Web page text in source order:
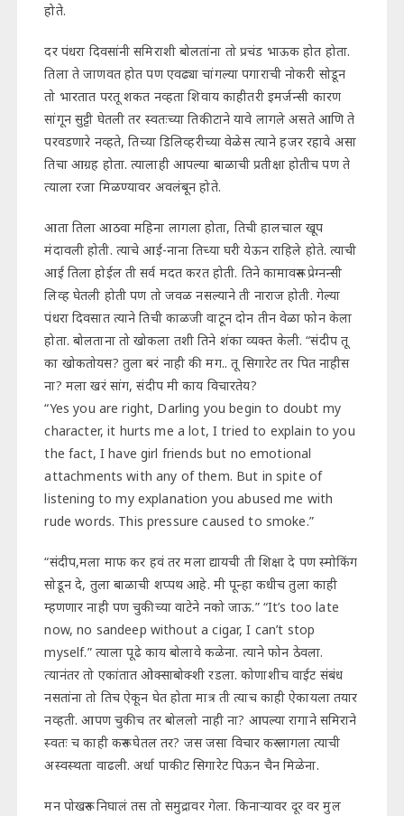
होते.
दर पंधरा दिवसांनी समिराशी बोलतांना तो प्रचंड भाऊक होत होता.
तिला ते जाणवत होत पण एवढ्या चांगल्या पगाराची नोकरी सोडून
तो भारतात परतू शकत नव्हता शिवाय काहीतरी इमर्जन्सी कारण
सांगून सुट्टी घेतली तर स्वतःच्या तिकीटाने यावे लागले असते आणि ते
परवडणारे नव्हते, तिच्या डिलिव्हरीच्या वेळेस त्याने हजर रहावे असा
तिचा आग्रह होता. त्यालाही आपल्या बाळाची प्रतीक्षा होतीच पण ते
त्याला रजा मिळण्यावर अवलंबून होते.
आता तिला आठवा महिना लागला होता, तिची हालचाल खूप
मंदावली होती. त्याचे आई-नाना तिच्या घरी येऊन राहिले होते. त्याची
आई तिला होईल ती सर्व मदत करत होती. तिने कामावरून प्रेग्नन्सी
लिव्ह घेतली होती पण तो जवळ नसल्याने ती नाराज होती. गेल्या
पंधरा दिवसात त्याने तिची काळजी वाटून दोन तीन वेळा फोन केला
होता. बोलताना तो खोकला तशी तिने शंका व्यक्त केली. “संदीप तू
का खोकतोयस? तुला बरं नाही की मग.. तू सिगारेट तर पित नाहीस
ना? मला खरं सांग, संदीप मी काय विचारतेय?
“Yes you are right, Darling you begin to doubt my
character, it hurts me a lot, I tried to explain to you
the fact, I have girl friends but no emotional
attachments with any of them. But in spite of
listening to my explanation you abused me with
rude words. This pressure caused to smoke.”
“संदीप,मला माफ कर हवं तर मला द्यायची ती शिक्षा दे पण स्मोकिंग
सोडून दे, तुला बाळाची शप्पथ आहे. मी पून्हा कधीच तुला काही
म्हणणार नाही पण चुकीच्या वाटेने नको जाऊ.” “It’s too late
now, no sandeep without a cigar, I can’t stop
myself.” त्याला पूढे काय बोलावे कळेना. त्याने फोन ठेवला.
त्यानंतर तो एकांतात ओक्साबोक्शी रडला. कोणाशीच वाईट संबंध
नसतांना तो तिच ऐकून घेत होता मात्र ती त्याच काही ऐकायला तयार
नव्हती. आपण चुकीच तर बोललो नाही ना? आपल्या रागाने समिराने
स्वतः च काही करून घेतल तर? जस जसा विचार करू लागला त्याची
अस्वस्थता वाढली. अर्धा पाकीट सिगारेट पिऊन चैन मिळेना.
मन पोखरून निघालं तस तो समुद्रावर गेला. किनाऱ्यावर दूर वर मुल